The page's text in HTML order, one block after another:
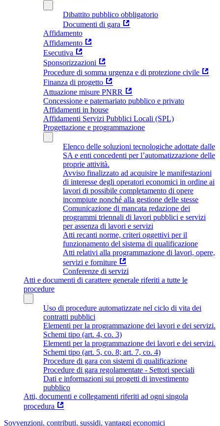
Dibattito pubblico obbligatorio
Documenti di gara
Affidamento
Affidamento
Esecutiva
Sponsorizzazioni
Procedure di somma urgenza e di protezione civile
Finanza di progetto
Attuazione misure PNRR
Concessione e paternariato pubblico e privato
Affidamenti in house
Affidamenti Servizi Pubblici Locali (SPL)
Progettazione e programmazione
Elenco delle soluzioni tecnologiche adottate dalle
SA e enti concedenti per l’automatizzazione delle
proprie attività.
Avviso finalizzato ad acquisire le manifestazioni
di interesse degli operatori economici in ordine ai
lavori di possibile completamento di opere
incompiute nonché alla gestione delle stesse
Comunicazione di mancata redazione dei
programmi triennali di lavori pubblici e servizi
per assenza di lavori e servizi
Atti recanti norme, criteri oggettivi per il
funzionamento del sistema di qualificazione
Atti relativi alla programmazione di lavori, opere,
servizi e forniture
Conferenze di servizi
Atti e documenti di carattere generale riferiti a tutte le
procedure
Uso di procedure automatizzate nel ciclo di vita dei
contratti pubblici
Elementi per la programmazione dei lavori e dei servizi.
Schemi tipo (art. 4, co. 3)
Elementi per la programmazione dei lavori e dei servizi.
Schemi tipo (art. 5, co. 8; art. 7, co. 4)
Procedure di gara con sistemi di qualificazione
Procedure di gara regolamentate - Settori speciali
Dati e informazioni sui progetti di investimento
pubblico
Atti, documenti e collegamenti riferiti ad ogni singola
procedura
Sovvenzioni, contributi, sussidi, vantaggi economici